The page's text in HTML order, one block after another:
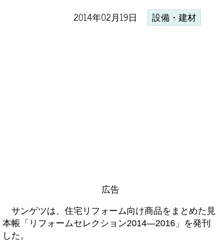
2014年02月19日 設備・建材
広告
サンゲツは、住宅リフォーム向け商品をまとめた見
本帳「リフォームセレクション2014―2016」を発刊
した。